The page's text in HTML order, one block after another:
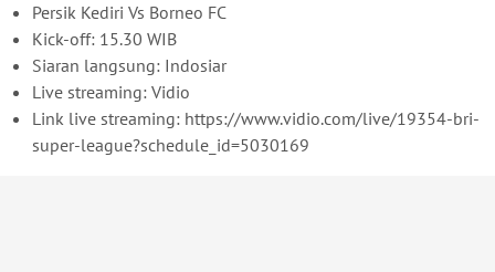
Persik Kediri Vs Borneo FC
Kick-off: 15.30 WIB
Siaran langsung: Indosiar
Live streaming: Vidio
Link live streaming: https://www.vidio.com/live/19354-bri-
super-league?schedule_id=5030169